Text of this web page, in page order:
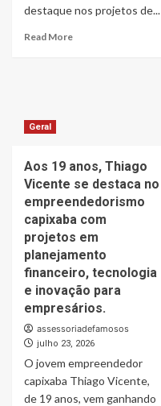
destaque nos projetos de...
Read MoreRead
dos
quartos
Geral
Aos 19 anos, Thiago
Vicente se destaca no
empreendedorismo
capixaba com
projetos em
planejamento
financeiro, tecnologia
e inovação para
empresários.
assessoriadefamosos
julho 23, 2026
O jovem empreendedor
capixaba Thiago Vicente,
de 19 anos, vem ganhando